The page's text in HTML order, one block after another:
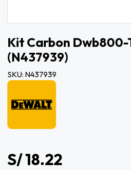
Kit Carbon Dwb800-
(n437939)
SKU: N437939
S/ 18.22